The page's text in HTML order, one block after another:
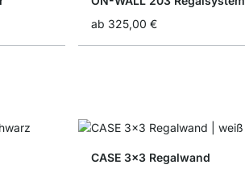
ab 325,00 €
CASE 3x3 Regalwand